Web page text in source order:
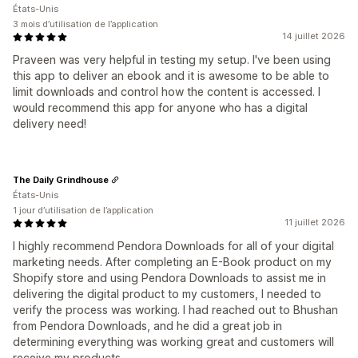
14 juillet 2026
Praveen was very helpful in testing my setup. I've been using
this app to deliver an ebook and it is awesome to be able to
limit downloads and control how the content is accessed. I
would recommend this app for anyone who has a digital
delivery need!
États-Unis
3 mois d’utilisation de l’application
11 juillet 2026
I highly recommend Pendora Downloads for all of your digital
marketing needs. After completing an E-Book product on my
Shopify store and using Pendora Downloads to assist me in
delivering the digital product to my customers, I needed to
verify the process was working. I had reached out to Bhushan
from Pendora Downloads, and he did a great job in
determining everything was working great and customers will
The Daily Grindhouse
États-Unis
1 jour d’utilisation de l’application